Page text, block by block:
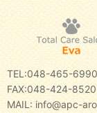
TEL:048-465-6990
FAX:048-424-8520
MAIL:info@apc-